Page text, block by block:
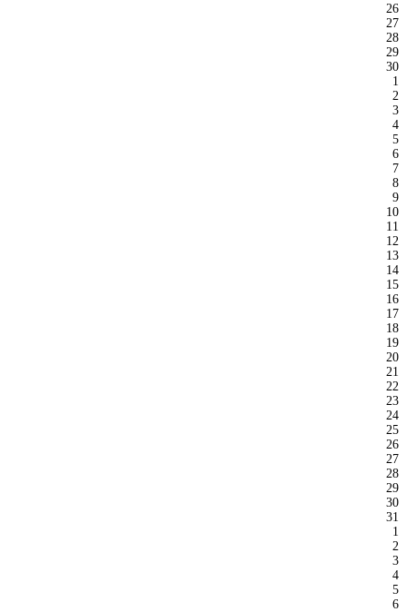
26
27
28
29
30
1
2
3
4
5
6
7
8
9
10
11
12
13
14
15
16
17
18
19
20
21
22
23
24
25
26
27
28
29
30
31
1
2
3
4
5
6